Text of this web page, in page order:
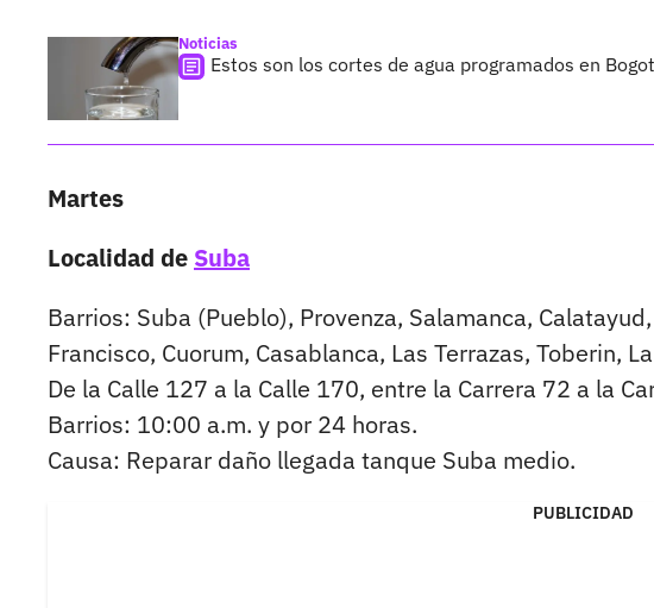
Noticias
Estos son los cortes de agua programados en
Martes
Localidad de Suba
Barrios: Suba (Pueblo), Provenza, Salamanca,
Francisco, Cuorum, Casablanca, Las Terrazas, Toberin,
De la Calle 127 a la Calle 170, entre la Carrera 72 a la
Barrios: 10:00 a.m. y por 24 horas.
Causa: Reparar daño llegada tanque Suba medio.
PUBLICIDAD